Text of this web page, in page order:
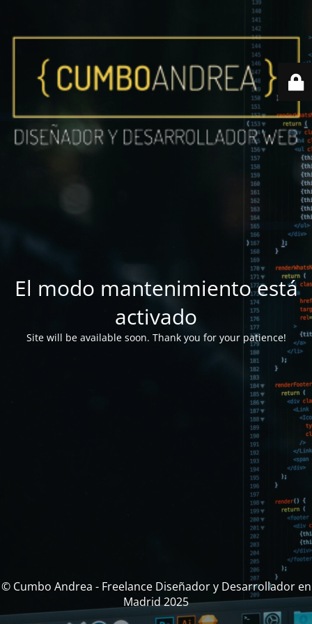
El modo mantenimiento está
activado
Site will be available soon. Thank you for your patience!
© Cumbo Andrea - Freelance Diseñador y Desarrollador en
Madrid 2025